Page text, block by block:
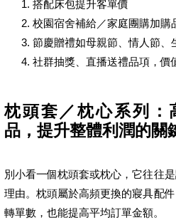
搭配床包提升客單價
校園宿舍補給／家庭團購加購
節慶贈禮如母親節、情人節、
社群抽獎、直播送禮品項，價
枕頭套／枕心系列：
品，提升整體利潤的關
別小看一個枕頭套或枕心，它往往
理由。枕頭屬於高頻更換的寢具配
轉單數，也能提高平均訂單金額。